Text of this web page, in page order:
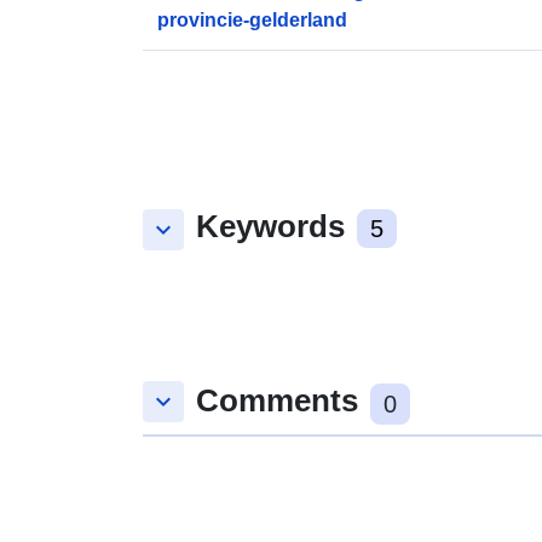
provincie-gelderland
keyboard_arrow_down Keywords 5
keyboard_arrow_down Comments 0